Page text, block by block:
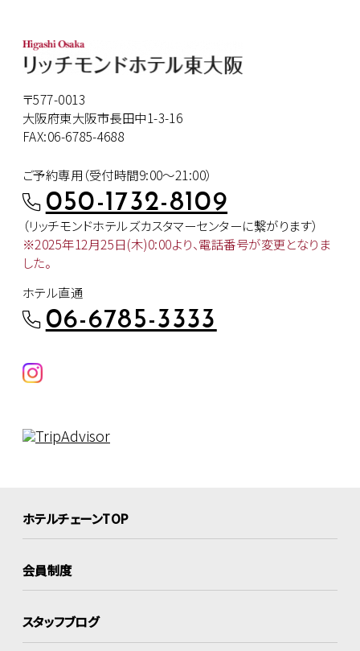
〒577-0013
大阪府東大阪市長田中1-3-16
FAX:06-6785-4688
ご予約専用（受付時間9:00～21:00）
050-1732-8109
（リッチモンドホテルズカスタマーセンターに繋がります）
※2025年12月25日(木)0:00より、電話番号が変更となりま
した。
ホテル直通
06-6785-3333
ホテルチェーンTOP
会員制度
スタッフブログ